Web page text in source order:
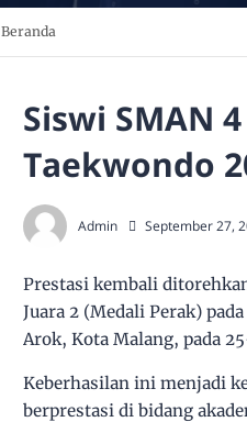
Beranda
Siswi SMAN
Taekwondo
Admin September 27,
Prestasi kembali
Juara 2 (Medali Perak)
Arok, Kota Malang, pada
Keberhasilan ini menjadi
berprestasi di bidang